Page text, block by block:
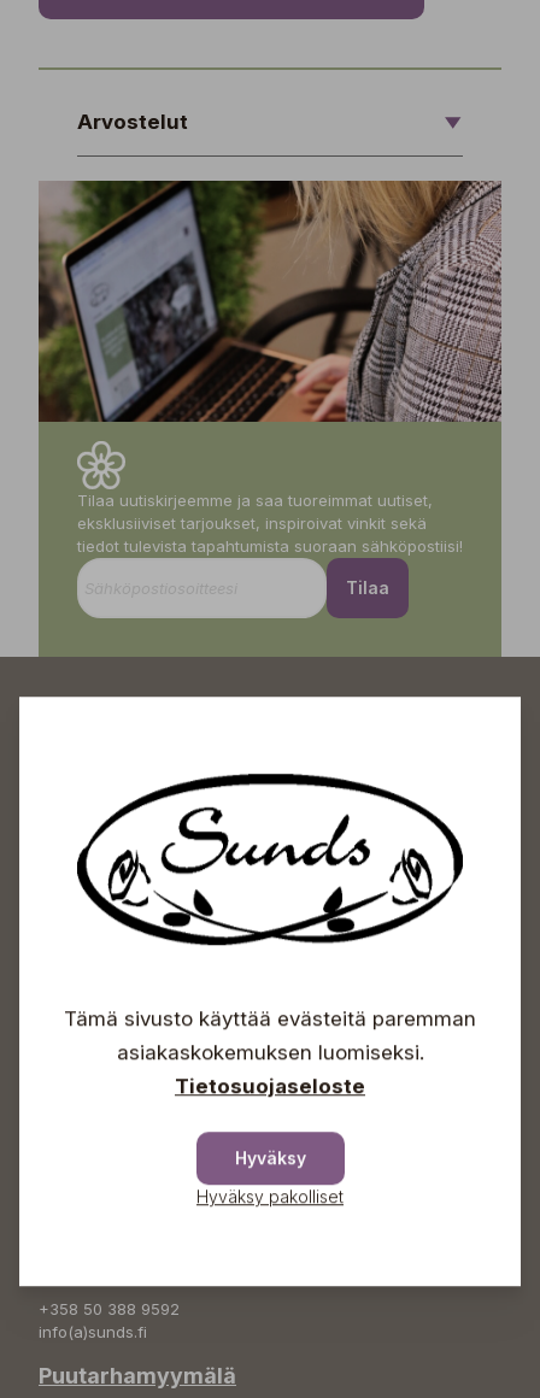
Arvostelut
Tilaa uutiskirjeemme ja saa tuoreimmat uutiset,
eksklusiiviset tarjoukset, inspiroivat vinkit sekä
tiedot tulevista tapahtumista suoraan sähköpostiisi!
Tilaa
Sundin Puutarhakeskus
Avoinna
Arkisin 09-18
Info & vaihde
+358 50 388 9592
+358 50 388 9592
info(a)sunds.fi
Puutarhamyymälä
Tämä sivusto käyttää evästeitä paremman
asiakaskokemuksen luomiseksi.
Tietosuojaseloste
Hyväksy
Hyväksy pakolliset